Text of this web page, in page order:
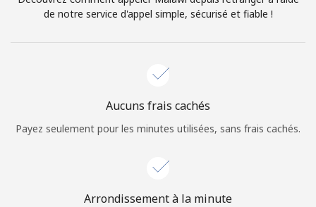
Identifiez-vous ou INSCRIVEZ-VOUS →
Rappel du mot de passe →
Login
de notre service d'appel simple, sécurisé et fiable !
Aucuns frais cachés
Payez seulement pour les minutes utilisées, sans frais cachés.
Arrondissement à la minute